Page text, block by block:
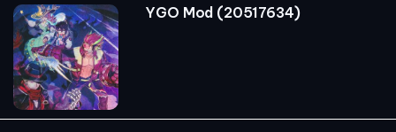
YGO Mod (20517634)